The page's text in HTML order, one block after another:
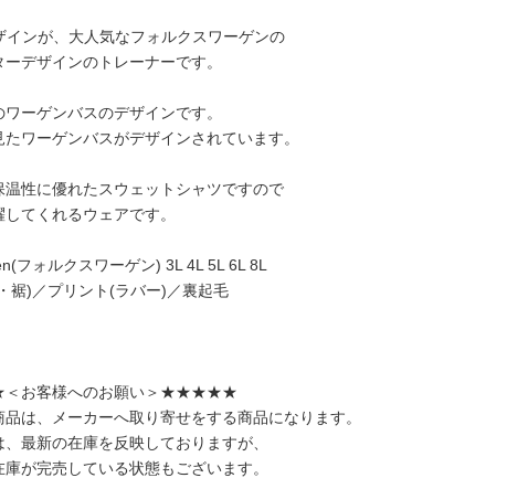
インが、大人気なフォルクスワーゲンの
デザインのトレーナーです。
ーゲンバスのデザインです。
ワーゲンバスがデザインされています。
温性に優れたスウェットシャツですので
てくれるウェアです。
フォルクスワーゲン) 3L 4L 5L 6L 8L
裾)／プリント(ラバー)／裏起毛
客様へのお願い＞★★★★★
品は、メーカーへ取り寄せをする商品になります。
最新の在庫を反映しておりますが、
庫が完売している状態もございます。